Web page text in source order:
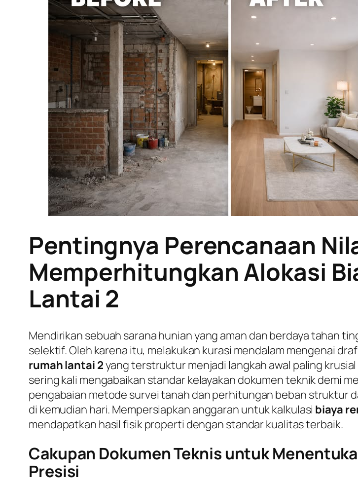
Pentingnya Perencanaan
Memperhitungkan Alokasi
Lantai 2
Mendirikan sebuah sarana hunian yang aman dan berdaya tahan
selektif. Oleh karena itu, melakukan kurasi mendalam mengenai
rumah lantai 2yang terstruktur menjadi langkah awal paling
sering kali mengabaikan standar kelayakan dokumen teknik demi
pengabaian metode survei tanah dan perhitungan beban struktur
di kemudian hari. Mempersiapkan anggaran untuk kalkulasi biaya
mendapatkan hasil fisik properti dengan standar kualitas terbaik.
Cakupan Dokumen Teknis untuk
Presisi